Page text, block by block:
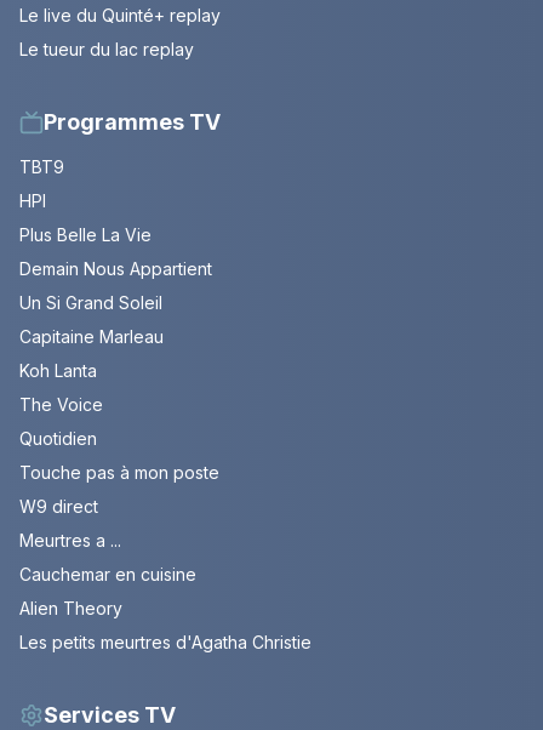
Le live du Quinté+ replay
Le tueur du lac replay
Programmes TV
TBT9
HPI
Plus Belle La Vie
Demain Nous Appartient
Un Si Grand Soleil
Capitaine Marleau
Koh Lanta
The Voice
Quotidien
Touche pas à mon poste
W9 direct
Meurtres a ...
Cauchemar en cuisine
Alien Theory
Les petits meurtres d'Agatha Christie
Services TV